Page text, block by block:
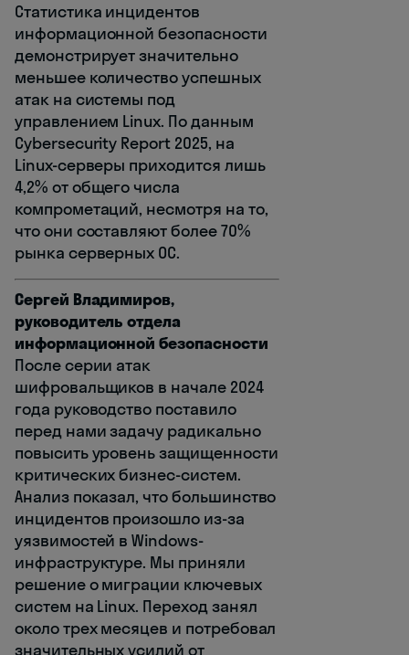
Статистика инцидентов
информационной безопасности
демонстрирует значительно
меньшее количество успешных
атак на системы под
управлением Linux. По данным
Cybersecurity Report 2025, на
Linux-серверы приходится лишь
4,2% от общего числа
компрометаций, несмотря на то,
что они составляют более 70%
рынка серверных ОС.
Сергей Владимиров,
руководитель отдела
информационной безопасности
После серии атак
шифровальщиков в начале 2024
года руководство поставило
перед нами задачу радикально
повысить уровень защищенности
критических бизнес-систем.
Анализ показал, что большинство
инцидентов произошло из-за
уязвимостей в Windows-
инфраструктуре. Мы приняли
решение о миграции ключевых
систем на Linux. Переход занял
около трех месяцев и потребовал
значительных усилий от